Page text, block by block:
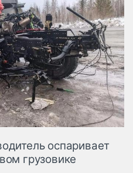
грузы
и
и
ВЭД
оспаривает
грузовике